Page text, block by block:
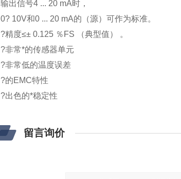
输出信号4 ... 20 mA时，
0? 10V和0 ... 20 mA的（源）可作为标准。
?精度≤± 0.125 ％FS （典型值） 。
?非常*的传感器单元
?非常低的温度误差
?的EMC特性
?出色的*稳定性
留言询价